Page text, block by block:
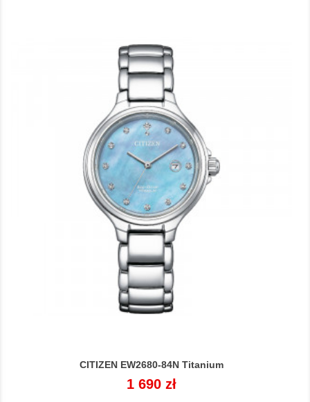
CITIZEN EW2680-84N Titanium
Cena
1 690 zł